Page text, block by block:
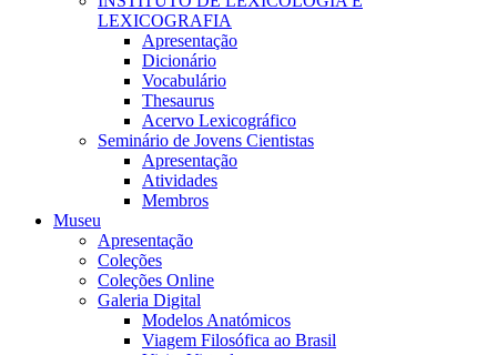
LEXICOGRAFIA
Apresentação
Dicionário
Vocabulário
Thesaurus
Acervo Lexicográfico
Seminário de Jovens Cientistas
Apresentação
Atividades
Membros
Museu
Apresentação
Coleções
Coleções Online
Galeria Digital
Modelos Anatómicos
Viagem Filosófica ao Brasil